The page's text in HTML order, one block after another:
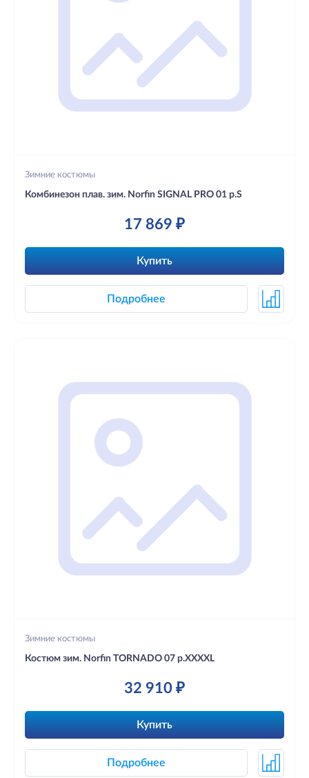
Зимние костюмы
Комбинезон плав. зим. Norfin SIGNAL PRO 01 р.S
17 869 ₽
Купить
Подробнее
Зимние костюмы
Костюм зим. Norfin TORNADO 07 р.XXXXL
32 910 ₽
Купить
Подробнее